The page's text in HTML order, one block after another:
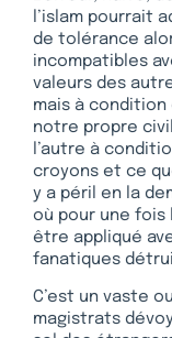
l’islam pourrait
de tolérance
incompatibles
valeurs des
mais à condition
notre propre
l’autre à
croyons et ce
y a péril en la
où pour une
être appliqué
fanatiques
C’est un vaste
magistrats